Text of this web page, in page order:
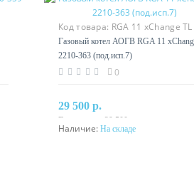
Код товара: RGA 11 хChange TL
2210-363 (под.исп.7)
Газовый котел АОГВ RGA 11
2210-363 (под.исп.7)
0
29 500 р.
Без налога: 29 500 р.
В корзину
Наличие: На складе